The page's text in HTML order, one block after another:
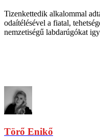
Tizenkettedik alkalommal
odaítélésével a fiatal,
nemzetiségű labdarúgókat
Törő Enikő